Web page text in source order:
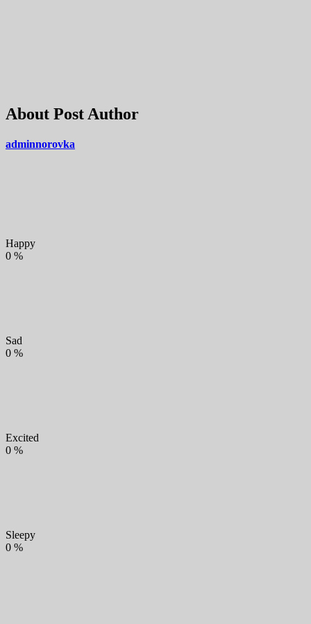
About Post Author
adminnorovka
Happy
0 %
Sad
0 %
Excited
0 %
Sleepy
0 %